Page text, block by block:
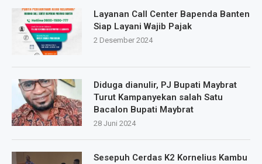
Layanan Call Center Bapenda Banten
Siap Layani Wajib Pajak
2 Desember 2024
Diduga dianulir, PJ Bupati Maybrat
Turut Kampanyekan salah Satu
Bacalon Bupati Maybrat
28 Juni 2024
Sesepuh Cerdas K2 Kornelius Kambu